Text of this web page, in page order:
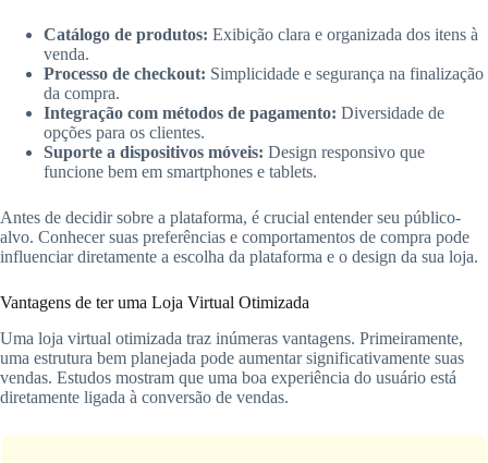
Catálogo de produtos: Exibição clara e organizada dos itens à
venda.
Processo de checkout: Simplicidade e segurança na finalização
da compra.
Integração com métodos de pagamento: Diversidade de
opções para os clientes.
Suporte a dispositivos móveis: Design responsivo que
funcione bem em smartphones e tablets.
Antes de decidir sobre a plataforma, é crucial entender seu público-
alvo. Conhecer suas preferências e comportamentos de compra pode
influenciar diretamente a escolha da plataforma e o design da sua loja.
Vantagens de ter uma Loja Virtual Otimizada
Uma loja virtual otimizada traz inúmeras vantagens. Primeiramente,
uma estrutura bem planejada pode aumentar significativamente suas
vendas. Estudos mostram que uma boa experiência do usuário está
diretamente ligada à conversão de vendas.